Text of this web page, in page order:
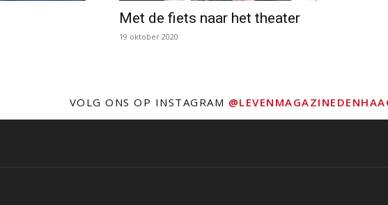
Met de fiets naar het theater
19 oktober 2020
VOLG ONS OP INSTAGRAM